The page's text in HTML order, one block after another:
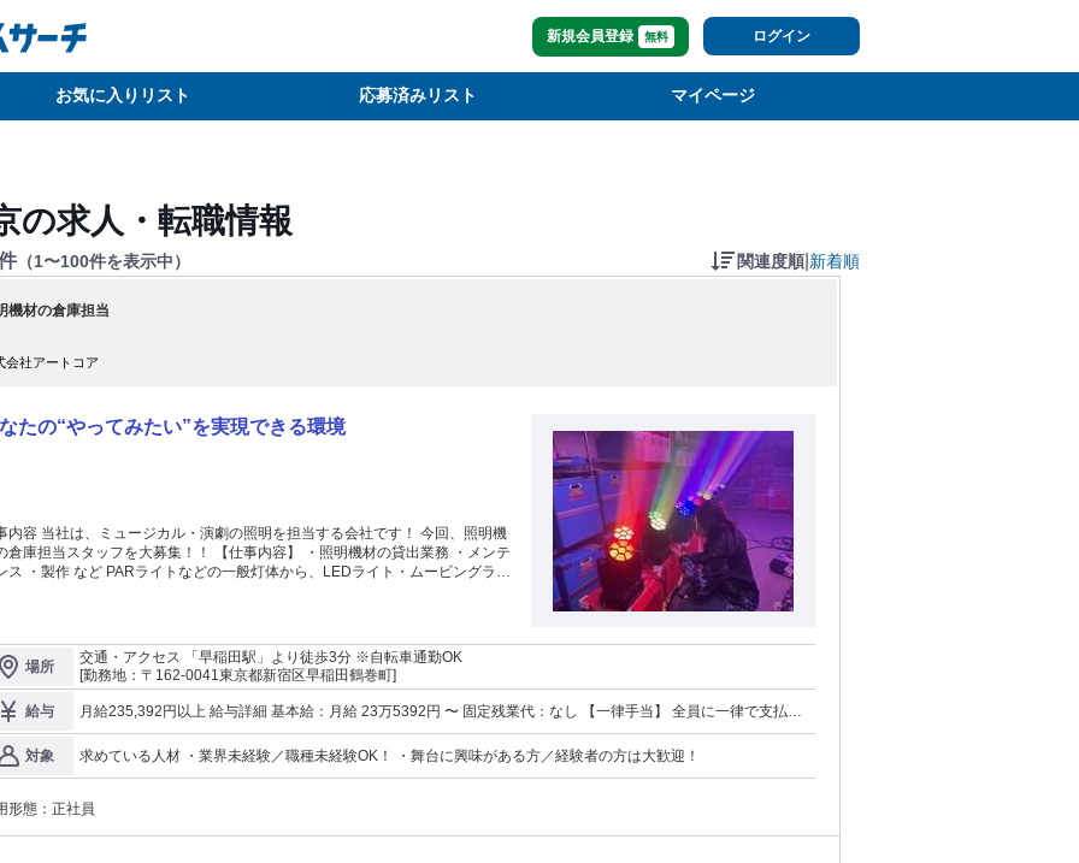
新規会員登録 無料 ログイン
お気に入りリスト 応募済みリスト マイページ
の求人・転職情報
（1〜100件を表示中） 関連度順 新着順
機材の倉庫担当
会社アートコア
たの“やってみたい”を実現できる環境
内容 当社は、ミュージカル・演劇の照明を担当する会社です！ 今回、照明機
担当スタッフを大募集！！ 【仕事内容】 ・照明機材の貸出業務 ・メンテ
ど PARライトなどの一般灯体から、LEDライト・ムービングライ
するのでご安心ください。 もちろん経験者の方も大歓迎なので興味のあ
はぜひご応募ください！ ＜未経験OK＞舞台の世界に携わってみたい方大歓迎
！ 「イチから照明の技術を磨きたい」そんな想いがある方もぜひご応募くだ
！
場所
交通・アクセス 「早稲田駅」より徒歩3分 ※自転車通勤OK
[勤務地：〒162-0041東京都新宿区早稲田鶴巻町]
給与
月給235,392円以上 給与詳細 基本給：月給 23万5392円 〜 固定残業代：なし 【一律手当】 全員に一律で支払わ
20,000円を含みます。 職能手当 20,000円 ・交通費全額支給 ・昇給あり（4月） ・賞与あり（夏期／冬期の年2回
※業績による。） ・芸術演出鑑賞制度 ※舞台鑑賞やコンサート、演劇などに関する費用が全額補助されます。
対象 求めている人材 ・業界未経験／職種未経験OK！ ・舞台に興味がある方／経験者の方は大歓迎！
形態： 正社員